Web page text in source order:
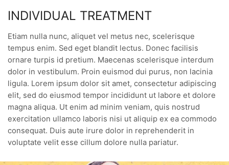
INDIVIDUAL TREATMENT
Etiam nulla nunc, aliquet vel metus nec, scelerisque
tempus enim. Sed eget blandit lectus. Donec facilisis
ornare turpis id pretium. Maecenas scelerisque interdum
dolor in vestibulum. Proin euismod dui purus, non lacinia
ligula. Lorem ipsum dolor sit amet, consectetur adipiscing
elit, sed do eiusmod tempor incididunt ut labore et dolore
magna aliqua. Ut enim ad minim veniam, quis nostrud
exercitation ullamco laboris nisi ut aliquip ex ea commodo
consequat. Duis aute irure dolor in reprehenderit in
voluptate velit esse cillum dolore nulla pariatur.